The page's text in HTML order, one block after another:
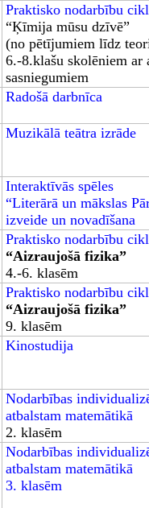
Praktisko nodarbību
“Ķīmija mūsu dzīvē”
(no pētījumiem līdz
6.-8.klašu skolēniem ar
sasniegumiem
Radošā darbnīca
Muzikālā teātra izrāde
Interaktīvās spēles
“Literārā un mākslas
izveide un novadīšana
Praktisko nodarbību
“Aizraujošā fizika”
4.-6. klasēm
Praktisko nodarbību
“Aizraujošā fizika”
9. klasēm
Kinostudija
Nodarbības
atbalstam matemātikā
2. klasēm
Nodarbības
atbalstam matemātikā
3. klasēm